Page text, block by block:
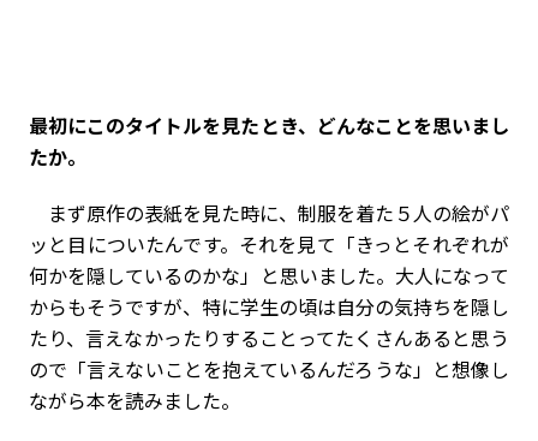
――最初にこのタイトルを見たとき、どんなことを思いまし
たか。
まず原作の表紙を見た時に、制服を着た５人の絵がパ
ッと目についたんです。それを見て「きっとそれぞれが
何かを隠しているのかな」と思いました。大人になって
からもそうですが、特に学生の頃は自分の気持ちを隠し
たり、言えなかったりすることってたくさんあると思う
ので「言えないことを抱えているんだろうな」と想像し
ながら本を読みました。